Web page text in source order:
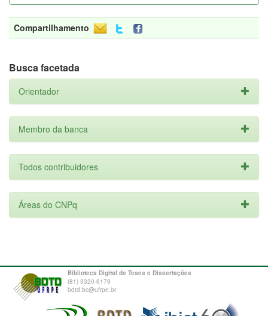
Compartilhamento
Busca facetada
Orientador
Membro da banca
Todos contribuidores
Áreas do CNPq
Biblioteca Digital de Teses e Dissertações
(81) 3320-6179
bdtd.bc@ufrpe.br